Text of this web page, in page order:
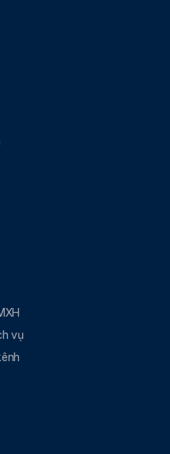
nhân viên phản hồi
(chỉ tính những bình
này trả lời).
đơn / Số khách hàng
sóc qua bình luận
vụ